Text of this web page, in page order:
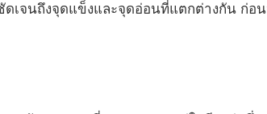
เจนถึงจุดแข็งและจุดอ่อนที่แตกต่างกัน ก่อ